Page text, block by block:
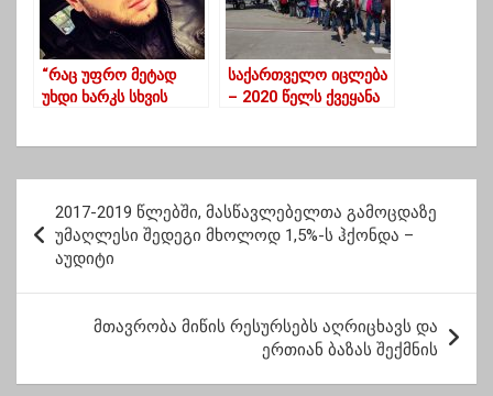
“რაც უფრო მეტად
უხდი ხარკს სხვის
პრინციპებს,საბოლოო
დ საკუთარი თავი
შემოგძახებს-,,ასე
გაგრძელება
შეუძლებელია”…”
საქართველო იცლება
– 2020 წელს ქვეყანა
ო
ტ
2017-2019 წლებში, მასწავლებელთა გამოცდაზე
უმაღლესი შედეგი მხოლოდ 1,5%-ს ჰქონდა –
აუდიტი
მთავრობა მიწის რესურსებს აღრიცხავს და
ერთიან ბაზას შექმნის